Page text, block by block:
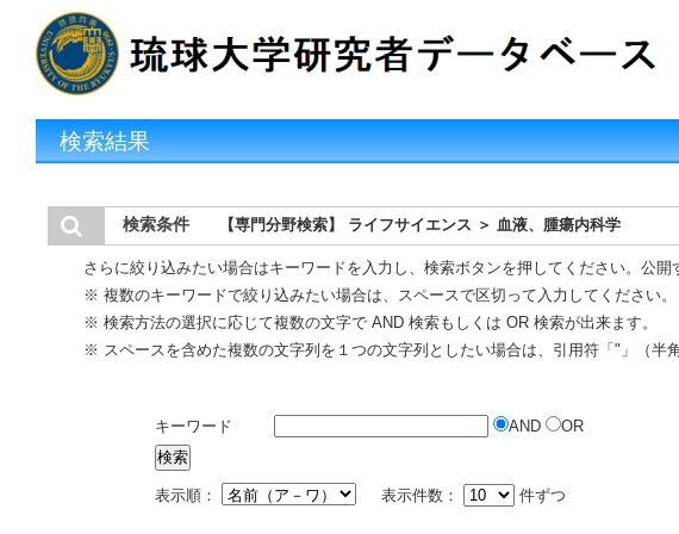
検索結果
検索条件 【専門分野検索】 ライフサイエンス ＞ 血液、腫瘍内科学
さらに絞り込みたい場合はキーワードを入力し、検索ボタンを押してください。公開
※ 複数のキーワードで絞り込みたい場合は、スペースで区切って入力してください。
※ 検索方法の選択に応じて複数の文字で AND 検索もしくは OR 検索が出来ます。
※ スペースを含めた複数の文字列を１つの文字列としたい場合は、引用符「"」（半
キーワード AND OR
表示順： 表示件数： 件ずつ